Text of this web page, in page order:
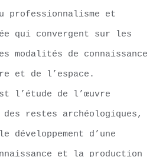
professionnalisme et
qui convergent sur les
modalités de connaissance
et de l’espace.
l’étude de l’œuvre
restes archéologiques,
d’une
et la production